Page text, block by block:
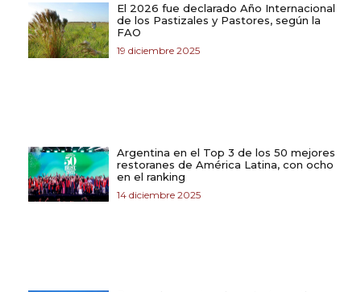
El 2026 fue declarado Año Internacional
de los Pastizales y Pastores, según la
FAO
19 diciembre 2025
Argentina en el Top 3 de los 50 mejores
restoranes de América Latina, con ocho
en el ranking
14 diciembre 2025